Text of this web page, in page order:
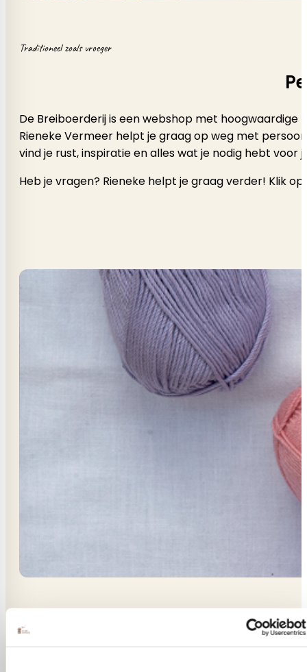
Traditioneel zoals vroeger
De Breiboerderij is een webshop met
Rieneke Vermeer helpt je graag op weg met
vind je rust, inspiratie en alles wat je nodig hebt voor
Heb je vragen? Rieneke helpt je graag verder! Klik
Voor brei liefhebbers, door brei liefhebbers